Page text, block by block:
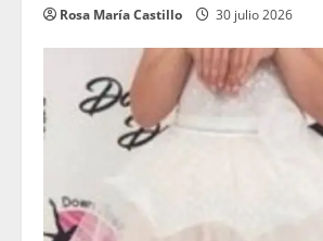
Rosa María Castillo 30 julio 2026